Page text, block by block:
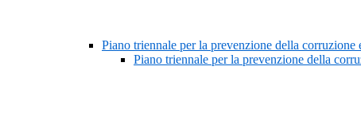
Piano triennale per la prevenzione della corruzione
Piano triennale per la prevenzione della